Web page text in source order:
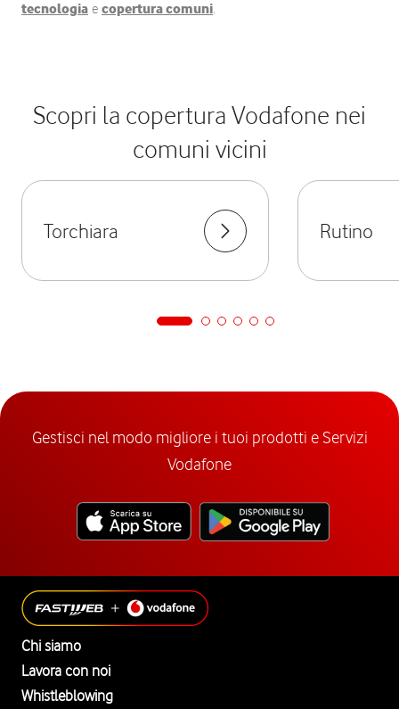
tecnologia e copertura comuni.
Scopri la copertura Vodafone nei
comuni vicini
Torchiara Rutino
Gestisci nel modo migliore i tuoi prodotti e Servizi
Vodafone
Chi siamo
Lavora con noi
Whistleblowing